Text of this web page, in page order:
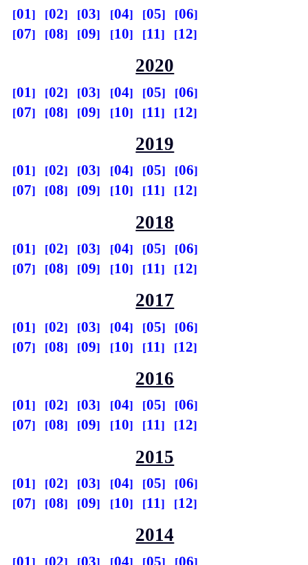
01 02 03 04 05
06
07
08 09 10 11 12
2020
01 02 03 04 05
06
07
08 09 10 11 12
2019
01 02 03 04 05
06
07
08 09 10 11 12
2018
01 02 03 04 05
06
07
08 09 10 11 12
2017
01 02 03 04 05
06
07
08 09 10 11 12
2016
01 02 03 04 05
06
07
08 09 10 11 12
2015
01 02 03 04 05
06
07
08 09 10 11 12
2014
01 02 03 04 05
06